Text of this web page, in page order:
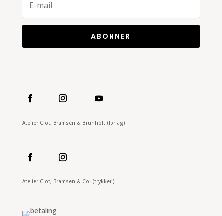
ABONNER
Atelier Clot, Bramsen & Brunholt (forlag)
Atelier Clot, Bramsen & Co. (trykkeri)